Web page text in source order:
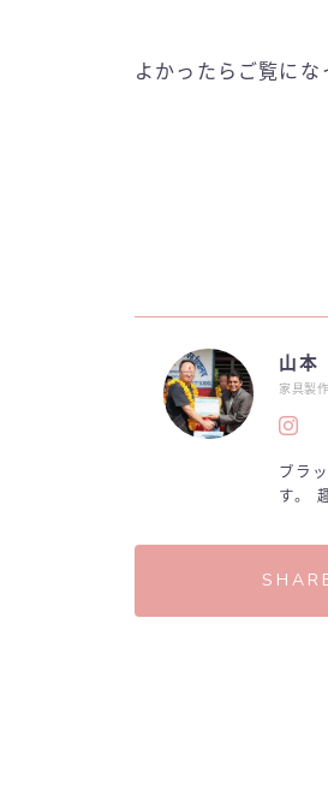
よかったらご覧にな
山
家具製
ブラ
す。